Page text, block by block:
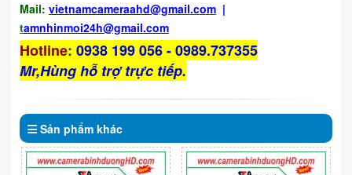
Mail: vietnamcameraahd@gmail.com |
tamnhinmoi24h@gmail.com
Hotline: 0938 199 056 - 0989.737355
Mr,Hùng hỗ trợ trực tiếp.
Sản phẩm khác